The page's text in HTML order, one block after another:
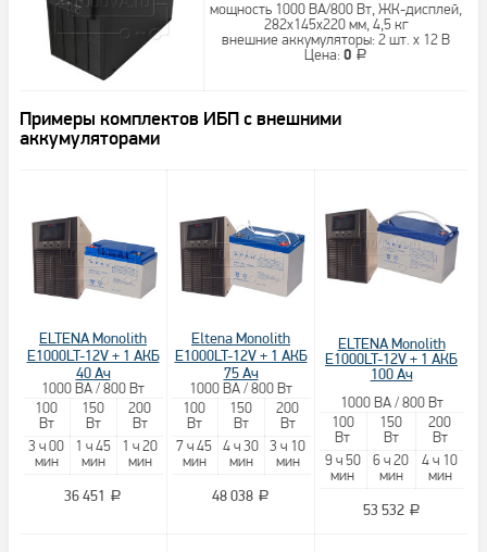
мощность 1000 ВА/800 Вт, ЖК-дисплей,
282x145x220 мм, 4,5 кг
внешние аккумуляторы: 2 шт. х 12 В
Цена: 0 a
Примеры комплектов ИБП с внешними
аккумуляторами
ELTENA Monolith
E1000LT-12V + 1 АКБ
40 Ач
1000 ВА / 800 Вт
100
Вт
150
Вт
200
Вт
3 ч 00
мин
1 ч 45
мин
1 ч 20
мин
36 451 a
Eltena Monolith
E1000LT-12V + 1 АКБ
75 Ач
1000 ВА / 800 Вт
100
Вт
150
Вт
200
Вт
7 ч 45
мин
4 ч 30
мин
3 ч 10
мин
48 038 a
ELTENA Monolith
E1000LT-12V + 1 АКБ
100 Ач
1000 ВА / 800 Вт
100
Вт
150
Вт
200
Вт
9 ч 50
мин
6 ч 20
мин
4 ч 10
мин
53 532 a